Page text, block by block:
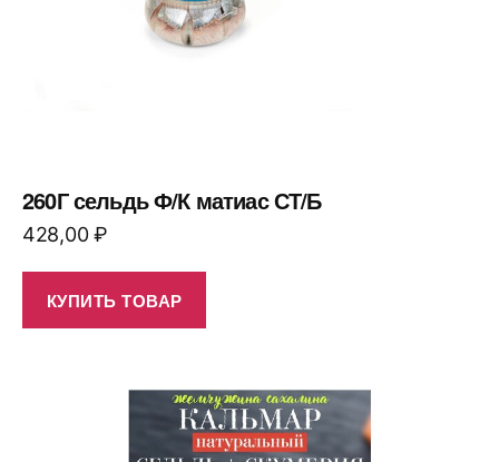
260Г сельдь Ф/К матиас СТ/Б
428,00₽
КУПИТЬ ТОВАР